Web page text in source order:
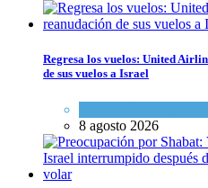
Regresa los vuelos: United
de sus vuelos a Israel
8 agosto 2026